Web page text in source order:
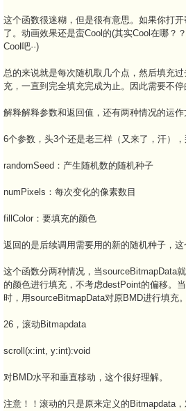
这个函数很迷糊，但是很有意思。如果你打
了。动画效果还是蛮Cool的(其实Cool在哪？
Cool吧··)
总的来说就是每次随机取几个点，然后填充
充，一直到完全填充完成为止。因此需要不停
解释解释参数和返回值，还有两种情况的运作
6个参数，头3个还是老三样（又来了，汗）
randomSeed：产生随机数的随机种子
numPixels：每次变化的像素数目
fillColor：要填充的颜色
返回的是后续调用需要用的新的随机种子，这
这个函数分两种情况，当sourceBitmapData
的颜色进行填充，不考虑destPoint的偏移。
时，用sourceBitmapData对原BMD进行填充。
26，滚动Bitmapdata
scroll(x:int, y:int):void
对BMD水平和垂直移动，这个很好理解。
注意！！滚动的只是原来定义的Bitmapdata